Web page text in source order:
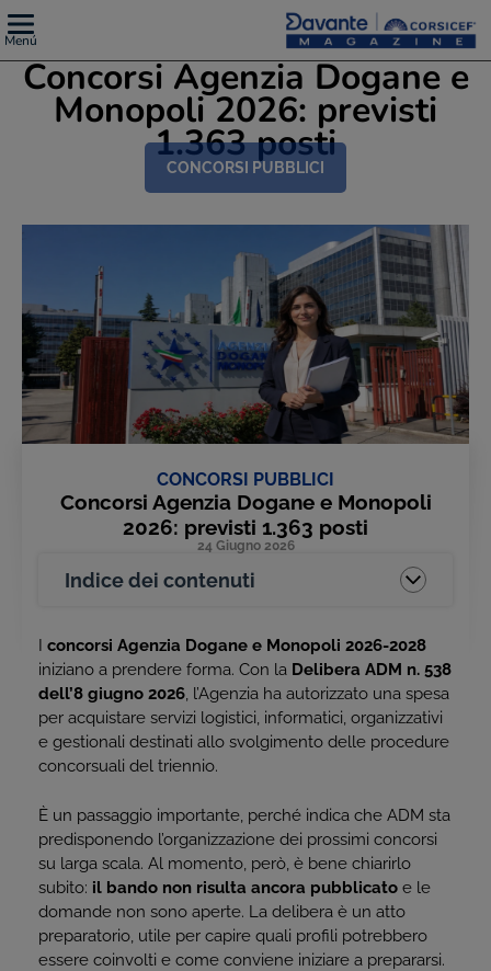
Menú
Concorsi Agenzia Dogane e
Monopoli 2026: previsti
1.363 posti
CONCORSI PUBBLICI
CONCORSI PUBBLICI
Concorsi Agenzia Dogane e Monopoli
2026: previsti 1.363 posti
24 Giugno 2026
Indice dei contenuti
I concorsi Agenzia Dogane e Monopoli 2026-2028
iniziano a prendere forma. Con la Delibera ADM n. 538
dell’8 giugno 2026, l’Agenzia ha autorizzato una spesa
per acquistare servizi logistici, informatici, organizzativi
e gestionali destinati allo svolgimento delle procedure
concorsuali del triennio.
È un passaggio importante, perché indica che ADM sta
predisponendo l’organizzazione dei prossimi concorsi
su larga scala. Al momento, però, è bene chiarirlo
subito: il bando non risulta ancora pubblicato e le
domande non sono aperte. La delibera è un atto
preparatorio, utile per capire quali profili potrebbero
essere coinvolti e come conviene iniziare a prepararsi.